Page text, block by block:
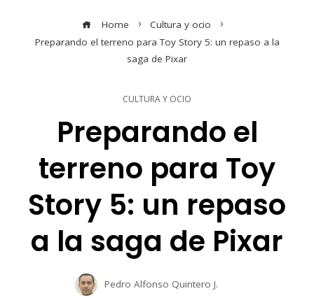
Home
Cultura y ocio
Preparando el terreno para Toy Story 5: un repaso a la
saga de Pixar
CULTURA Y OCIO
Preparando el
terreno para Toy
Story 5: un repaso
a la saga de Pixar
Pedro Alfonso Quintero J.